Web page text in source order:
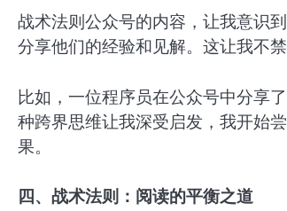
战术法则公众号的内容，让我意识
分享他们的经验和见解。这让我不
比如，一位程序员在公众号中分享
种跨界思维让我深受启发，我开始
果。
四、战术法则：阅读的平衡之道